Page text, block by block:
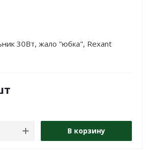
30Вт, жало "юбка", Rexant
В корзину